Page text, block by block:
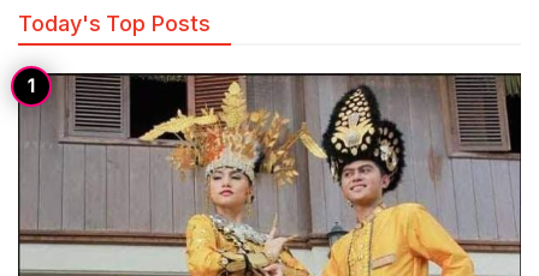
Today's Top Posts